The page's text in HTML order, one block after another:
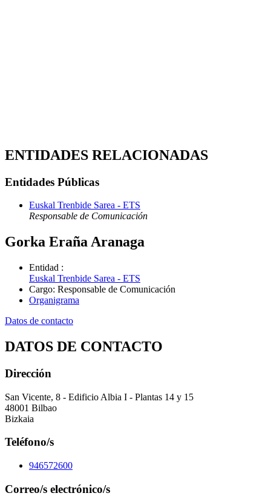
ENTIDADES RELACIONADAS
Entidades Públicas
Euskal Trenbide Sarea - ETS
Responsable de Comunicación
Gorka Eraña Aranaga
Entidad :
Euskal Trenbide Sarea - ETS
Cargo: Responsable de Comunicación
Organigrama
Datos de contacto
DATOS DE CONTACTO
Dirección
San Vicente, 8 - Edificio Albia I - Plantas 14 y 15
48001 Bilbao
Bizkaia
Teléfono/s
946572600
Correo/s electrónico/s